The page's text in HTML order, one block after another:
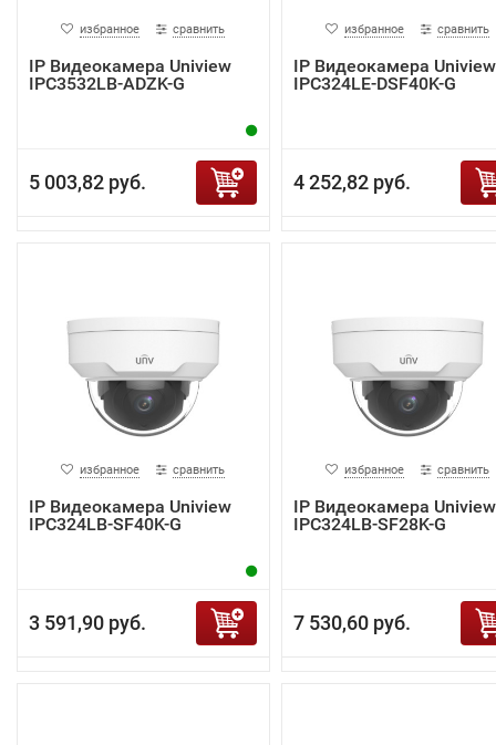
избранное сравнить
IP Видеокамера Uniview
IPC3532LB-ADZK-G
5 003,82 руб.
избранное сравнить
IP Видеокамера Uniview
IPC324LE-DSF40K-G
4 252,82 руб.
избранное сравнить
IP Видеокамера Uniview
IPC324LB-SF40K-G
3 591,90 руб.
избранное сравнить
IP Видеокамера Uniview
IPC324LB-SF28K-G
7 530,60 руб.